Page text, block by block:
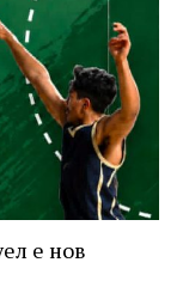
е нов